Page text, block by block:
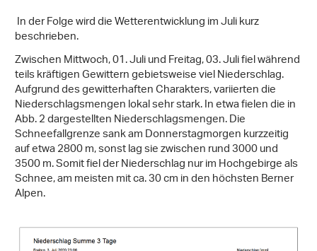
In der Folge wird die Wetterentwicklung im Juli kurz
beschrieben.
Zwischen Mittwoch, 01. Juli und Freitag, 03. Juli fiel während
teils kräftigen Gewittern gebietsweise viel Niederschlag.
Aufgrund des gewitterhaften Charakters, variierten die
Niederschlagsmengen lokal sehr stark. In etwa fielen die in
Abb. 2 dargestellten Niederschlagsmengen. Die
Schneefallgrenze sank am Donnerstagmorgen kurzzeitig
auf etwa 2800 m, sonst lag sie zwischen rund 3000 und
3500 m. Somit fiel der Niederschlag nur im Hochgebirge als
Schnee, am meisten mit ca. 30 cm in den höchsten Berner
Alpen.